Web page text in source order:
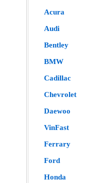
Acura
Audi
Bentley
BMW
Cadillac
Chevrolet
Daewoo
VinFast
Ferrary
Ford
Honda